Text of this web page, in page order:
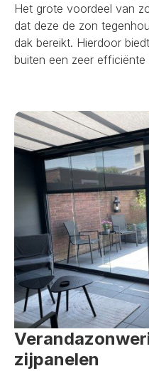
Het grote voordeel van
dat deze de zon
dak bereikt. Hierdoor
buiten een zeer
zijpanelen